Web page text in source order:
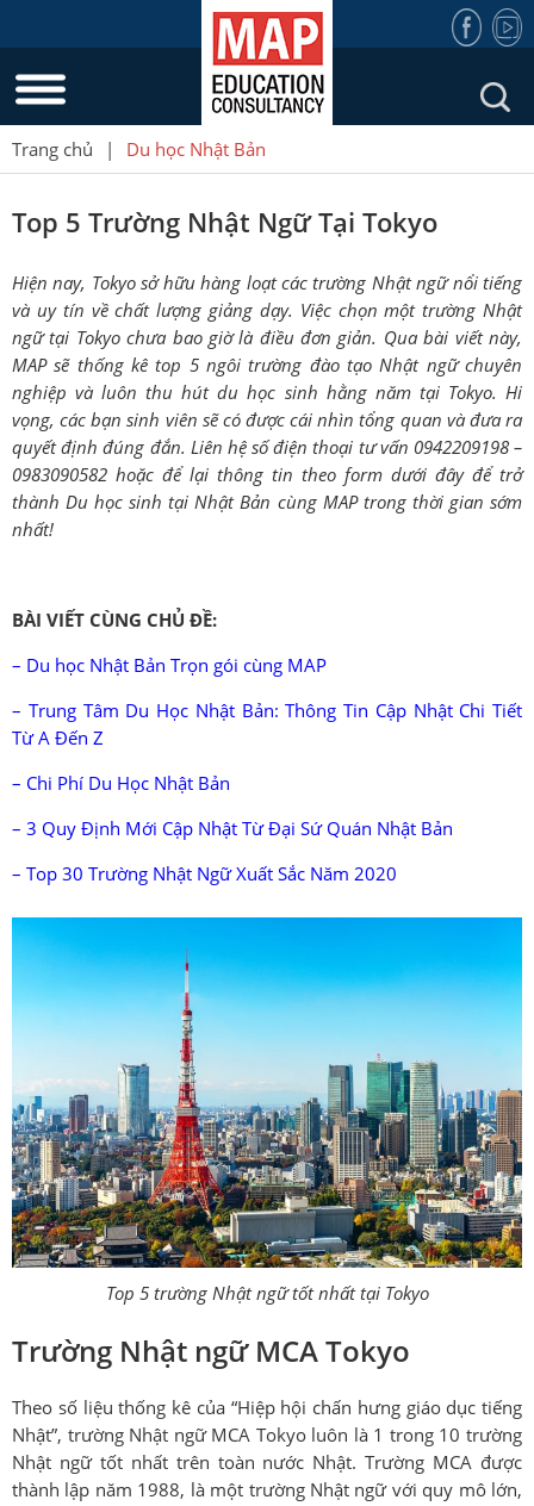
Trang chủ | Du học Nhật Bản
Top 5 Trường Nhật Ngữ Tại Tokyo
Hiện nay, Tokyo sở hữu hàng loạt các trường Nhật ngữ nổi tiếng
và uy tín về chất lượng giảng dạy. Việc chọn một trường Nhật
ngữ tại Tokyo chưa bao giờ là điều đơn giản. Qua bài viết này,
MAP sẽ thống kê top 5 ngôi trường đào tạo Nhật ngữ chuyên
nghiệp và luôn thu hút du học sinh hằng năm tại Tokyo. Hi
vọng, các bạn sinh viên sẽ có được cái nhìn tổng quan và đưa ra
quyết định đúng đắn. Liên hệ số điện thoại tư vấn 0942209198 –
0983090582 hoặc để lại thông tin theo form dưới đây để trở
thành Du học sinh tại Nhật Bản cùng MAP trong thời gian sớm
nhất!
BÀI VIẾT CÙNG CHỦ ĐỀ:
– Du học Nhật Bản Trọn gói cùng MAP
– Trung Tâm Du Học Nhật Bản: Thông Tin Cập Nhật Chi Tiết
Từ A Đến Z
– Chi Phí Du Học Nhật Bản
– 3 Quy Định Mới Cập Nhật Từ Đại Sứ Quán Nhật Bản
– Top 30 Trường Nhật Ngữ Xuất Sắc Năm 2020
Top 5 trường Nhật ngữ tốt nhất tại Tokyo
Trường Nhật ngữ MCA Tokyo
Theo số liệu thống kê của “Hiệp hội chấn hưng giáo dục tiếng
Nhật”, trường Nhật ngữ MCA Tokyo luôn là 1 trong 10 trường
Nhật ngữ tốt nhất trên toàn nước Nhật. Trường MCA được
thành lập năm 1988, là một trường Nhật ngữ với quy mô lớn,